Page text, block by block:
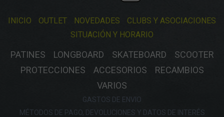
INICIO OUTLET NOVEDADES
CLUBS Y ASOCIACIONES
SITUACIÓN Y HORARIO
PATINES LONGBOARD SKATEBOARD
SCOOTER
PROTECCIONES
ACCESORIOS
RECAMBIOS
VARIOS
GASTOS DE ENVIO
MÉTODOS DE PAGO, DEVOLUCIONES Y DATOS DE INTERÉS